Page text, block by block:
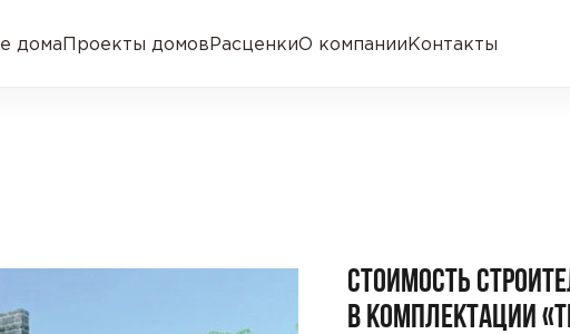
домаПроекты домовРасценкиО компанииКонтакты
СТОИМОСТЬ
В КОМПЛЕКТАЦИИ